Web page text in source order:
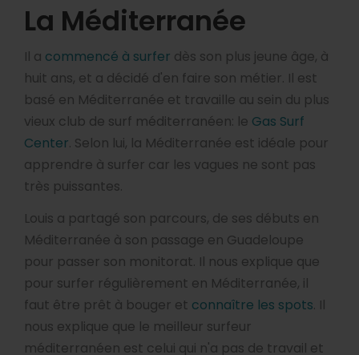
La Méditerranée
Il a commencé à surfer dès son plus jeune âge, à
huit ans, et a décidé d'en faire son métier. Il est
basé en Méditerranée et travaille au sein du plus
vieux club de surf méditerranéen: le Gas Surf
Center. Selon lui, la Méditerranée est idéale pour
apprendre à surfer car les vagues ne sont pas
très puissantes.
Louis a partagé son parcours, de ses débuts en
Méditerranée à son passage en Guadeloupe
pour passer son monitorat. Il nous explique que
pour surfer régulièrement en Méditerranée, il
faut être prêt à bouger et connaître les spots. Il
nous explique que le meilleur surfeur
méditerranéen est celui qui n'a pas de travail et